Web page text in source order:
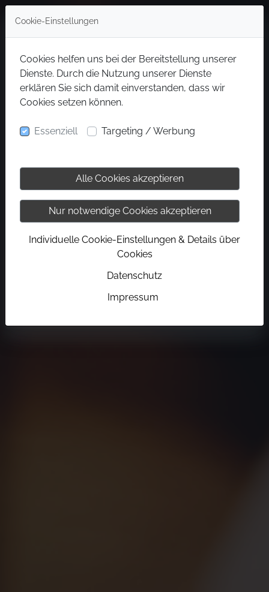
Cookie-Einstellungen
Cookies helfen uns bei der Bereitstellung unserer
Dienste. Durch die Nutzung unserer Dienste
erklären Sie sich damit einverstanden, dass wir
Cookies setzen können.
Essenziell Targeting / Werbung
Alle Cookies akzeptieren
Nur notwendige Cookies akzeptieren
Individuelle Cookie-Einstellungen & Details über
Cookies
Datenschutz
Impressum